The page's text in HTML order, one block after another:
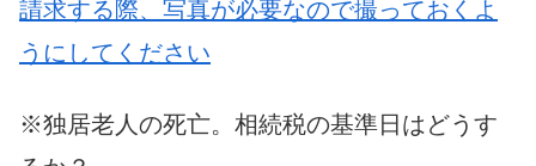
請求する際、写真が必要なので撮っておくよ
うにしてください
※独居老人の死亡。相続税の基準日はどうす